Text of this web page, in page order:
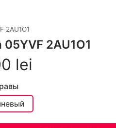
2AU1O1
05YVF 2AU1O1
lei